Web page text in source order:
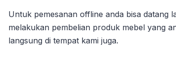
Untuk pemesanan offline anda bisa datang
melakukan pembelian produk mebel yang
langsung di tempat kami juga.